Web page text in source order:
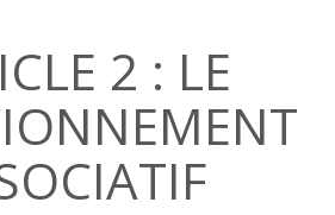
2 : LE